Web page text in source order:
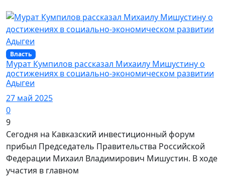
Власть
Мурат Кумпилов рассказал Михаилу Мишустину о
достижениях в социально-экономическом развитии
Адыгеи
27 май 2025
0
9
Сегодня на Кавказский инвестиционный форум
прибыл Председатель Правительства Российской
Федерации Михаил Владимирович Мишустин. В ходе
участия в главном